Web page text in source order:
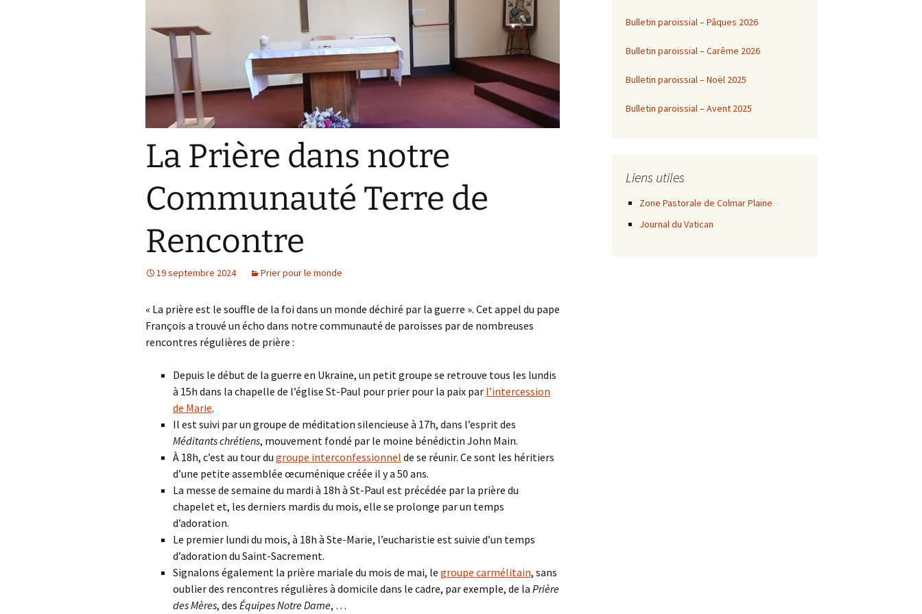
Proposer une initiative
Partager un texte, une
expérience
Pastorale (EAP)
Équipes relais
Projet Pastoral
La Prière dans notre
Communauté Terre de
Rencontre
19 septembre 2024 Prier pour le monde
« La prière est le souffle de la foi dans un monde déchiré par la guerre ». Cet appel du pape
François a trouvé un écho dans notre communauté de paroisses par de nombreuses
rencontres régulières de prière :
Depuis le début de la guerre en Ukraine, un petit groupe se retrouve tous les lundis
à 15h dans la chapelle de l’église St-Paul pour prier pour la paix par l’intercession
de Marie.
Il est suivi par un groupe de méditation silencieuse à 17h, dans l’esprit des
Méditants chrétiens, mouvement fondé par le moine bénédictin John Main.
À 18h, c’est au tour du groupe interconfessionnel de se réunir. Ce sont les héritiers
d’une petite assemblée œcuménique créée il y a 50 ans.
La messe de semaine du mardi à 18h à St-Paul est précédée par la prière du
chapelet et, les derniers mardis du mois, elle se prolonge par un temps
d’adoration.
Le premier lundi du mois, à 18h à Ste-Marie, l’eucharistie est suivie d’un temps
d’adoration du Saint-Sacrement.
Signalons également la prière mariale du mois de mai, le groupe carmélitain, sans
oublier des rencontres régulières à domicile dans le cadre, par exemple, de la Prière
des Mères, des Équipes Notre Dame, …
Bulletin paroissial – Pâques 2026
Bulletin paroissial – Carême 2026
Bulletin paroissial – Noël 2025
Bulletin paroissial – Avent 2025
Liens utiles
Zone Pastorale de Colmar Plaine
Journal du Vatican